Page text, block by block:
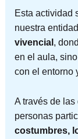
Esta actividad
nuestra
vivencial ,
en el aula,
con el entorno
A través de
personas
costumbres,